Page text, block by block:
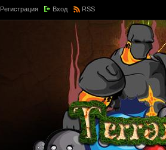
Регистрация Вход RSS